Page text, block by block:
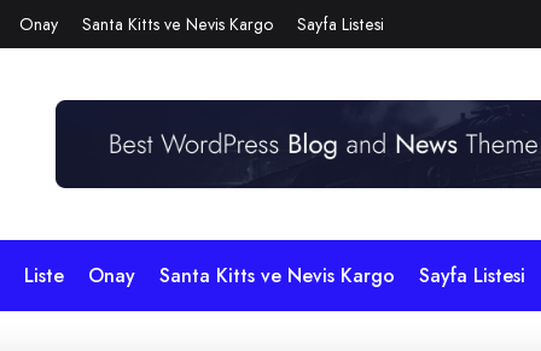
Onay Santa Kitts ve Nevis Kargo Sayfa Listesi
Liste Onay Santa Kitts ve Nevis Kargo Sayfa Listesi